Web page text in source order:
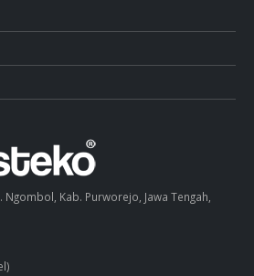
Ngombol, Kab. Purworejo, Jawa Tengah,